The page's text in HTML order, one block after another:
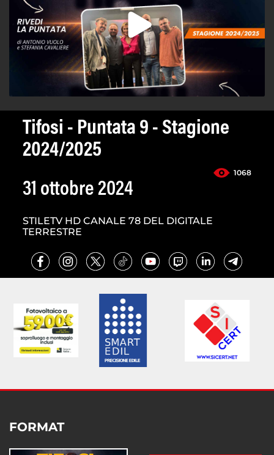
Tifosi - Puntata 9 - Stagione
2024/2025
1068
31 ottobre 2024
STILETV HD CANALE 78 DEL DIGITALE
TERRESTRE
FORMAT